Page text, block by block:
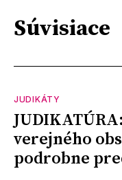
Súvisiace
JUDIKÁTY
verejného
podrobne